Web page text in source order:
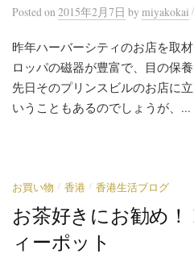
Posted on 2015年2月7日 by miyakokai /
昨年ハーバーシティのお店を取
ロッパの磁器が豊富で、目の保
先日そのプリンスビルのお店に
いうこともあるのでしょうが、...
お買い物 / 香港 / 香港生活ブログ
お茶好きにお勧め！
ィーポット